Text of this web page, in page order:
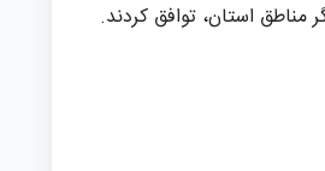
مناطق استان، توافق کردند.